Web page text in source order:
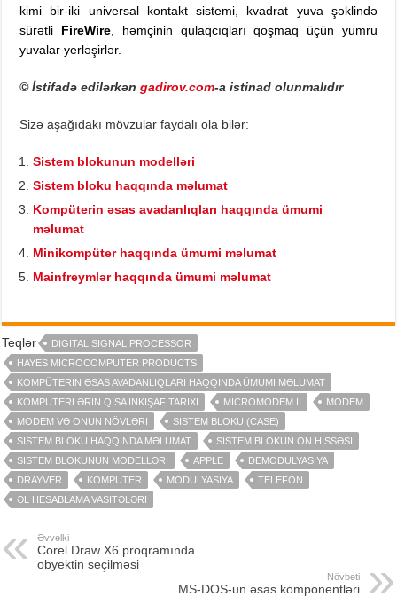
kimi bir-iki universal kontakt sistemi, kvadrat yuva şəklində
sürətli FireWire , həmçinin qulaqcıqları qoşmaq üçün yumru
yuvalar yerləşirlər.
© İstifadə edilərkəngadirov.com-a istinad olunmalıdır
Sizə aşağıdakı mövzular faydalı ola bilər:
Sistem blokunun modelləri
Sistem bloku haqqında məlumat
Kompüterin əsas avadanlıqları haqqında ümumi
məlumat
Minikompüter haqqında ümumi məlumat
Mainfreymlər haqqında ümumi məlumat
Teqlər
DIGITAL SIGNAL PROCESSOR
HAYES MICROCOMPUTER PRODUCTS
KOMPÜTERIN ƏSAS AVADANLIQLARI HAQQINDA ÜMUMI MƏLUMAT
KOMPÜTERLƏRIN QISA INKIŞAF TARIXI
MICROMODEM II
MODEM
MODEM VƏ ONUN NÖVLƏRI
SISTEM BLOKU (CASE)
SISTEM BLOKU HAQQINDA MƏLUMAT
SISTEM BLOKUN ÖN HISSƏSI
SISTEM BLOKUNUN MODELLƏRI
APPLE
DEMODULYASIYA
DRAYVER
KOMPÜTER MODULYASIYA
TELEFON
ƏL HESABLAMA VASITƏLƏRI
Əvvəlki
Corel Draw X6 proqramında
obyektin seçilməsi
Növbəti
MS-DOS-un əsas komponentləri